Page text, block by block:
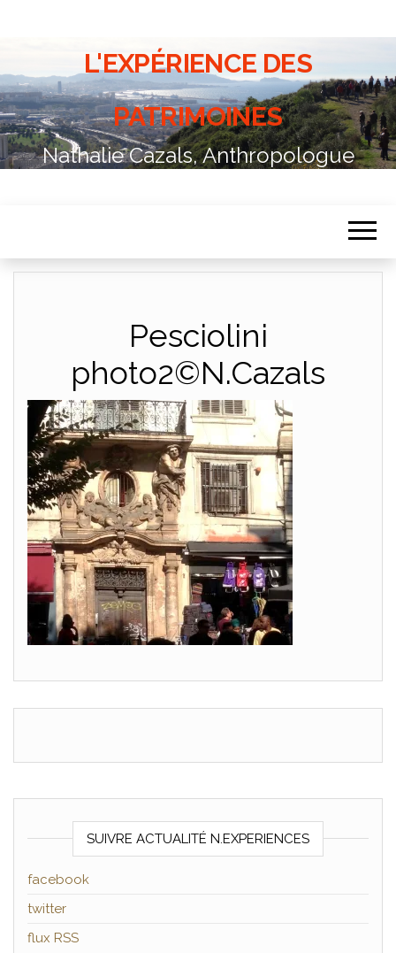
L'EXPÉRIENCE DES
PATRIMOINES
Nathalie Cazals, Anthropologue
Pesciolini
photo2©N.Cazals
SUIVRE ACTUALITÉ N.EXPERIENCES
facebook
twitter
flux RSS